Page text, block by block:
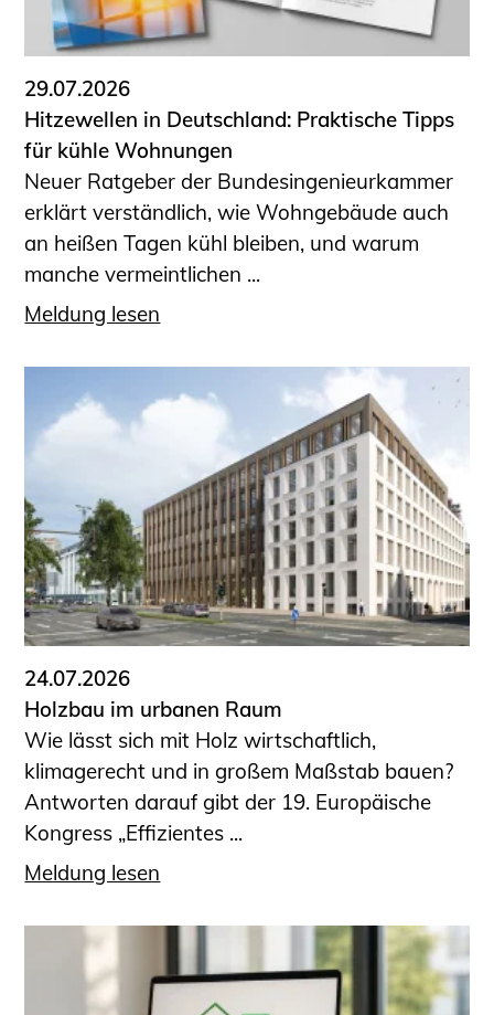
Informationen für Fortbildungsträger
Anträge, Anzeigen, Formulare
Fortbildung/Seminare
Informationen für Ingenieurinnen
und Ingenieure
Recht
Planungswettbewerbe
Publikationen
Stellenbörse
Staatlich anerkannte Sachverständige
Sachverständige
Prüfsachverständige
Qualifizierte Tragwerksplaner/-innen
Bauvorlageberechtigte
Sachkundige für Zustands- und
Funktionsprüfung privater
Abwasserleitungen
Vereinbarungen mit
Ingenieurkammern
Büronachfolge
Zusatzqualifikationen
Geschützter Bereich
Informationen für Auftraggeber und
Verbraucher
Ingenieursuche (Mitglieder der IK-Bau
NRW)
Bauherren-ABC
Informationen für Schülerinnen,
Schüler und Studierende
29.07.2026
Hitzewellen in Deutschland: Praktische Tipps
für kühle Wohnungen
Neuer Ratgeber der Bundesingenieurkammer
erklärt verständlich, wie Wohngebäude auch
an heißen Tagen kühl bleiben, und warum
manche vermeintlichen ...
Meldung lesen
24.07.2026
Holzbau im urbanen Raum
Wie lässt sich mit Holz wirtschaftlich,
klimagerecht und in großem Maßstab bauen?
Antworten darauf gibt der 19. Europäische
Kongress „Effizientes ...
Meldung lesen